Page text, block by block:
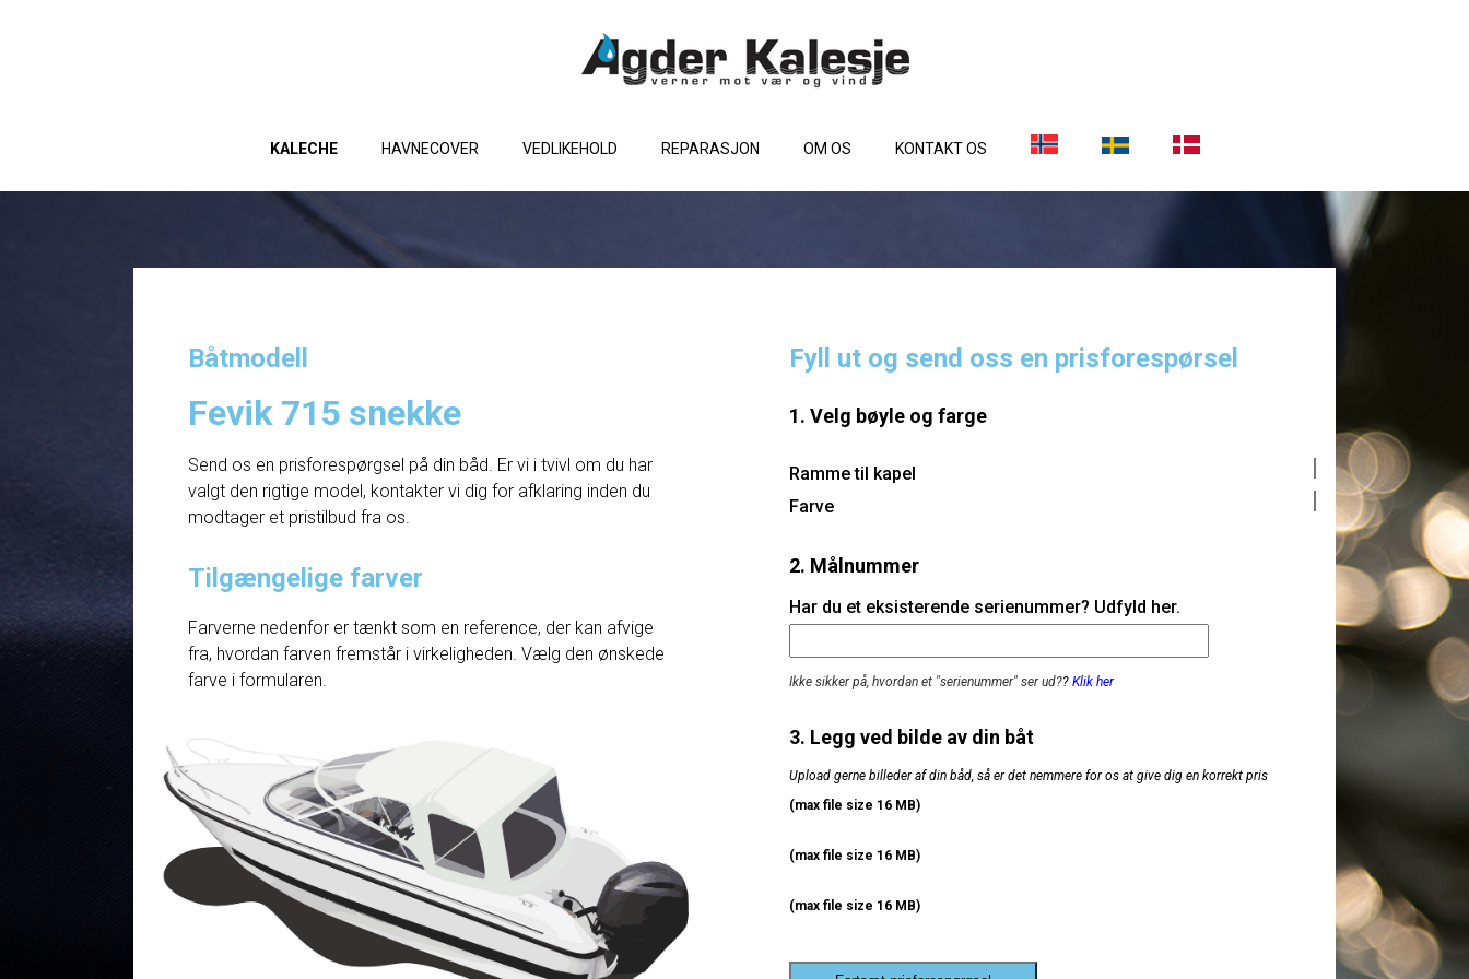
KALECHE HAVNECOVER VEDLIKEHOLD REPARASJON OM OS KONTAKT OS
Båtmodell
Fevik 715 snekke
Send os en prisforespørgsel på din båd. Er vi i tvivl om du har
valgt den rigtige model, kontakter vi dig for afklaring inden du
modtager et pristilbud fra os.
Tilgængelige farver
Farverne nedenfor er tænkt som en reference, der kan afvige
fra, hvordan farven fremstår i virkeligheden. Vælg den ønskede
farve i formularen.
Fyll ut og send oss en prisforespørsel
1. Velg bøyle og farge
Ramme til kapel
Farve
2. Målnummer
Har du et eksisterende serienummer? Udfyld her.
Ikke sikker på, hvordan et "serienummer" ser ud?? Klik her
3. Legg ved bilde av din båt
Upload gerne billeder af din båd, så er det nemmere for os at give dig en korrekt pris
(max file size 16 MB)
(max file size 16 MB)
(max file size 16 MB)